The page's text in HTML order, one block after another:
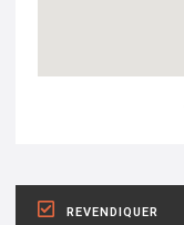
REVENDIQUER